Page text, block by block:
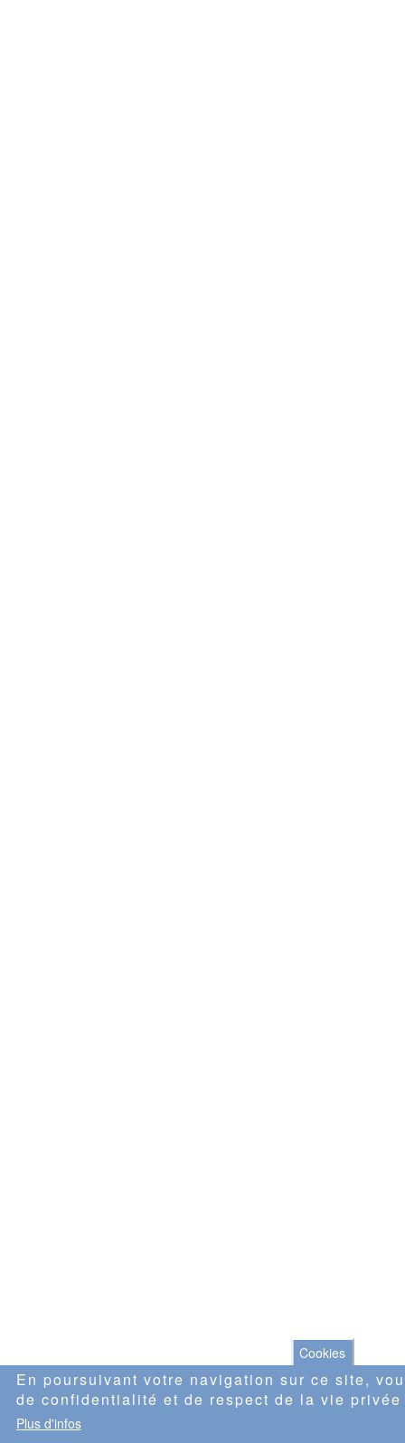
Cookies
En poursuivant votre navigation sur ce site,
de confidentialité et de respect de la vie privée
Plus d'infos